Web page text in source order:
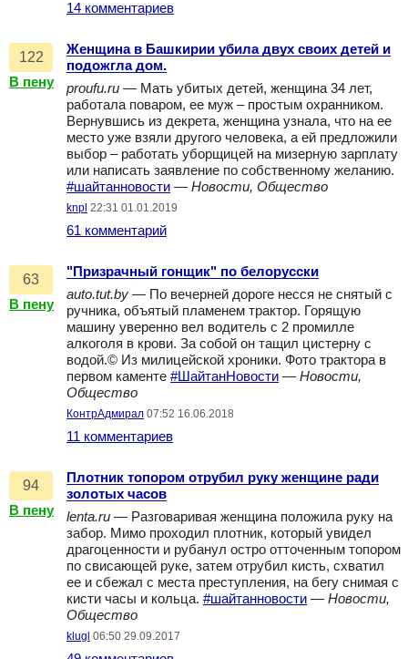
14 комментариев
122
В пену
Женщина в Башкирии убила двух своих детей и
подожгла дом.
proufu.ru — Мать убитых детей, женщина 34 лет,
работала поваром, ее муж – простым охранником.
Вернувшись из декрета, женщина узнала, что на ее
место уже взяли другого человека, а ей предложили
выбор – работать уборщицей на мизерную зарплату
или написать заявление по собственному желанию.
#шайтанновости — Новости, Общество
knpl 22:31 01.01.2019
61 комментарий
63
В пену
"Призрачный гонщик" по белорусски
auto.tut.by — По вечерней дороге несся не снятый с
ручника, объятый пламенем трактор. Горящую
машину уверенно вел водитель с 2 промилле
алкоголя в крови. За собой он тащил цистерну с
водой.© Из милицейской хроники. Фото трактора в
первом каменте #ШайтанНовости — Новости,
Общество
КонтрАдмирал 07:52 16.06.2018
11 комментариев
94
В пену
Плотник топором отрубил руку женщине ради
золотых часов
lenta.ru — Разговаривая женщина положила руку на
забор. Мимо проходил плотник, который увидел
драгоценности и рубанул остро отточенным топором
по свисающей руке, затем отрубил кисть, схватил
ее и сбежал с места преступления, на бегу снимая с
кисти часы и кольца. #шайтанновости — Новости,
Общество
klugl 06:50 29.09.2017